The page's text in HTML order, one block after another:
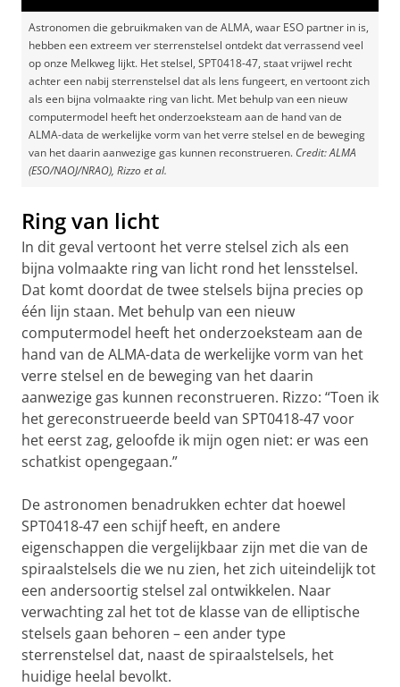
Astronomen die gebruikmaken van de ALMA, waar ESO partner in is,
hebben een extreem ver sterrenstelsel ontdekt dat verrassend veel
op onze Melkweg lijkt. Het stelsel, SPT0418-47, staat vrijwel recht
achter een nabij sterrenstelsel dat als lens fungeert, en vertoont zich
als een bijna volmaakte ring van licht. Met behulp van een nieuw
computermodel heeft het onderzoeksteam aan de hand van de
ALMA-data de werkelijke vorm van het verre stelsel en de beweging
van het daarin aanwezige gas kunnen reconstrueren. Credit: ALMA
(ESO/NAOJ/NRAO), Rizzo et al.
Ring van licht
In dit geval vertoont het verre stelsel zich als een
bijna volmaakte ring van licht rond het lensstelsel.
Dat komt doordat de twee stelsels bijna precies op
één lijn staan. Met behulp van een nieuw
computermodel heeft het onderzoeksteam aan de
hand van de ALMA-data de werkelijke vorm van het
verre stelsel en de beweging van het daarin
aanwezige gas kunnen reconstrueren. Rizzo: “Toen ik
het gereconstrueerde beeld van SPT0418-47 voor
het eerst zag, geloofde ik mijn ogen niet: er was een
schatkist opengegaan.”
De astronomen benadrukken echter dat hoewel
SPT0418-47 een schijf heeft, en andere
eigenschappen die vergelijkbaar zijn met die van de
spiraalstelsels die we nu zien, het zich uiteindelijk tot
een andersoortig stelsel zal ontwikkelen. Naar
verwachting zal het tot de klasse van de elliptische
stelsels gaan behoren – een ander type
sterrenstelsel dat, naast de spiraalstelsels, het
huidige heelal bevolkt.